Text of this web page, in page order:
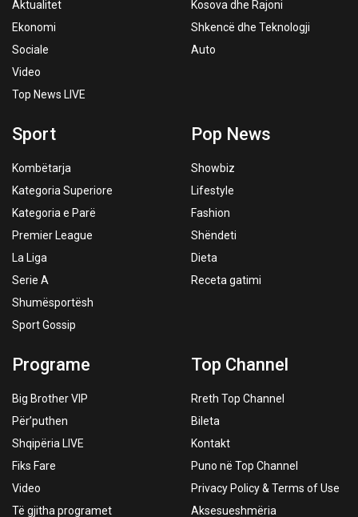
Aktualitet
Ekonomi
Sociale
Video
Top News LIVE
Kosova dhe Rajoni
Shkencë dhe Teknologji
Auto
Sport
Kombëtarja
Kategoria Superiore
Kategoria e Parë
Premier League
La Liga
Serie A
Shumësportësh
Sport Gossip
Pop News
Showbiz
Lifestyle
Fashion
Shëndeti
Dieta
Receta gatimi
Programe
Big Brother VIP
Për’puthen
Shqipëria LIVE
Fiks Fare
Video
Të gjitha programet
Top Channel
Rreth Top Channel
Bileta
Kontakt
Puno në Top Channel
Privacy Policy & Terms of Use
Aksesueshmëria